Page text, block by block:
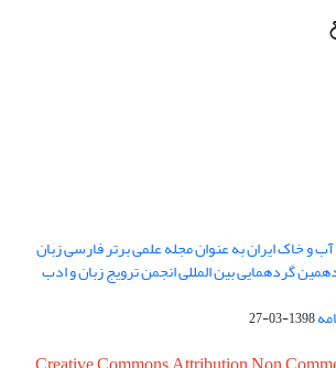
و خاک ایران به عنوان مجله علمی برتر فارسی زبان
در پانزدهمین گردهمایی بین المللی انجمن ترویج زبان و ادب
1398-03-27